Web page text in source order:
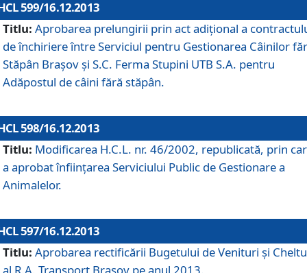
599/16.12.2013
Titlu: Aprobarea prelungirii prin act adiţional a
de închiriere între Serviciul pentru Gestionarea Câinilor
Stăpân Braşov şi S.C. Ferma Stupini UTB S.A. pentru
Adăpostul de câini fără stăpân.
598/16.12.2013
Titlu: Modificarea H.C.L. nr. 46/2002, republicată, prin
a aprobat înfiinţarea Serviciului Public de Gestionare a
Animalelor.
597/16.12.2013
Titlu: Aprobarea rectificării Bugetului de Venituri şi